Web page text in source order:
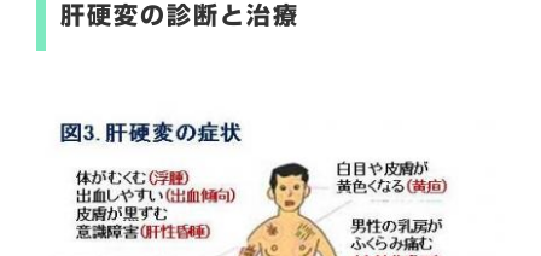
肝硬変の診断と治療